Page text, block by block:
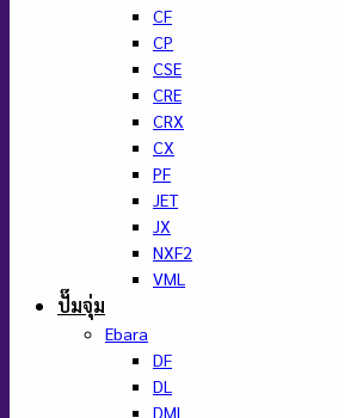
CF
CP
CSE
CRE
CRX
CX
PF
JET
JX
NXF2
VML
ปั๊มจุ่ม
Ebara
DF
DL
DML